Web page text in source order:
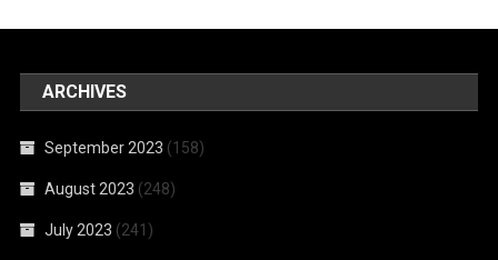
ARCHIVES
September 2023 (158)
August 2023 (248)
July 2023 (241)